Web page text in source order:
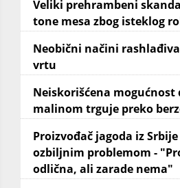
Veliki prehrambeni
tone mesa zbog isteklog
Neobični načini
vrtu
Neiskorišćena mogućnost
malinom trguje preko
Proizvođač jagoda iz
ozbiljnim problemom -
odlična, ali zarade nema"